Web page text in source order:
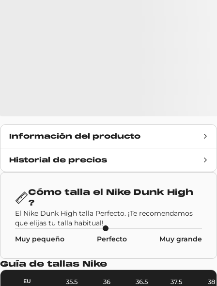
Información del producto
Fecha de lanzamiento
Precio de venta
Marca Nike
Modelo Nike Dunk High
Colores Yellow
Historial de precios
Cómo talla el Nike Dunk High
?
El Nike Dunk High talla Perfecto. ¡Te recomendamos
que elijas tu talla habitual!
Muy pequeño
Perfecto Muy grande
Guía de tallas Nike
EU 35.5 36 36.5 37.5 38